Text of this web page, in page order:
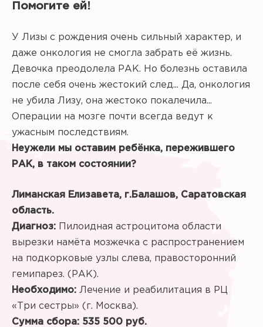
Помогите ей!
У Лизы с рождения очень сильный характер, и
даже онкология не смогла забрать её жизнь.
Девочка преодолела РАК. Но болезнь оставила
после себя очень жестокий след... Да, онкология
не убила Лизу, она жестоко покалечила...
Операции на мозге почти всегда ведут к
ужасным последствиям.
Неужели мы оставим ребёнка, пережившего
РАК, в таком состоянии?
Лиманская Елизавета, г.Балашов, Саратовская
область.
Диагноз: Пилоидная астроцитома области
вырезки намёта мозжечка с распространением
на подкорковые узлы слева, правосторонний
гемипарез. (РАК).
Необходимо: Лечение и реабилитация в РЦ
«Три сестры» (г. Москва).
Сумма сбора: 535 500 руб.